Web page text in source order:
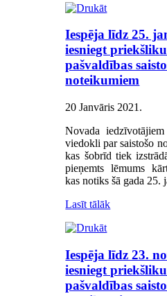
Iespēja līdz 25.
iesniegt
pašvaldības
noteikumiem
20 Janvāris 2021 .
Novada
viedokli par saistošo
kas šobrīd tiek
pieņemts lēmums
kas notiks šā gada 25.
Lasīt tālāk
Iespēja līdz 23.
iesniegt
pašvaldības